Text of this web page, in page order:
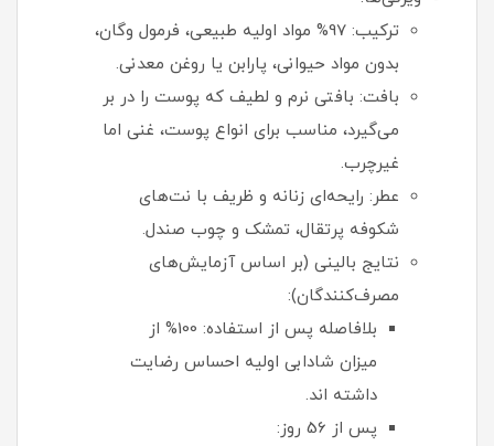
ترکیب: 97% مواد اولیه طبیعی، فرمول وگان،
بدون مواد حیوانی، پارابن یا روغن معدنی.
بافت: بافتی نرم و لطیف که پوست را در بر
می‌گیرد، مناسب برای انواع پوست، غنی اما
غیرچرب.
عطر: رایحه‌ای زنانه و ظریف با نت‌های
شکوفه پرتقال، تمشک و چوب صندل.
نتایج بالینی (بر اساس آزمایش‌های
مصرف‌کنندگان):
بلافاصله پس از استفاده: 100% از
میزان شادابی اولیه احساس رضایت
داشته اند.
پس از 56 روز: